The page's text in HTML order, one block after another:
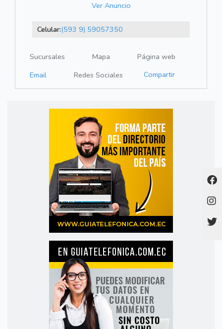
Ver Anuncio
Celular:(593 9) 59057350
Sucursales Mapa
Página web
Email
Redes Sociales Compartir